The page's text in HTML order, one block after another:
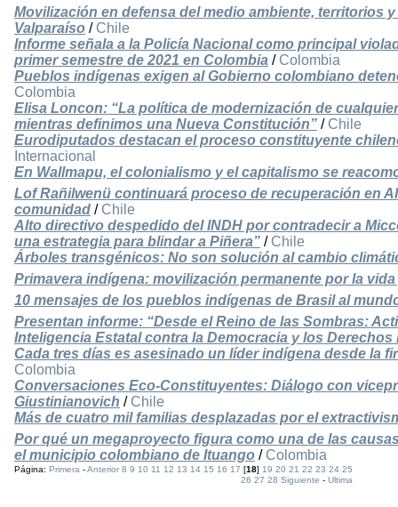
Movilización en defensa del medio ambiente, territorios
Valparaíso / Chile
Informe señala a la Policía Nacional como principal
primer semestre de 2021 en Colombia / Colombia
Pueblos indígenas exigen al Gobierno colombiano
Colombia
Elisa Loncon: “La política de modernización de
mientras definimos una Nueva Constitución” / Chile
Eurodiputados destacan el proceso constituyente
Internacional
En Wallmapu, el colonialismo y el capitalismo se
Lof Rañilwenü continuará proceso de recuperación en
comunidad / Chile
Alto directivo despedido del INDH por contradecir a
una estrategia para blindar a Piñera” / Chile
Árboles transgénicos: No son solución al cambio
Primavera indígena: movilización permanente por la
10 mensajes de los pueblos indígenas de Brasil al
Presentan informe: “Desde el Reino de las Sombras:
Inteligencia Estatal contra la Democracia y los
Cada tres días es asesinado un líder indígena desde la
Colombia
Conversaciones Eco-Constituyentes: Diálogo con
Giustinianovich / Chile
Más de cuatro mil familias desplazadas por el
Por qué un megaproyecto figura como una de las
el municipio colombiano de Ituango / Colombia
Página:Primera -Anterior 8 9 10 11 12 13 14 15 16 17 [18]19 20 21 22 23 24 25
26 27 28 Siguiente -Ultima